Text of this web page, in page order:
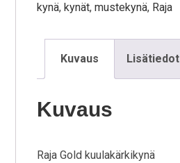
kynä, kynät,mustekynä, Raja
Kuvaus Lisätiedot
Kuvaus
Raja Gold kuulakärkikynä